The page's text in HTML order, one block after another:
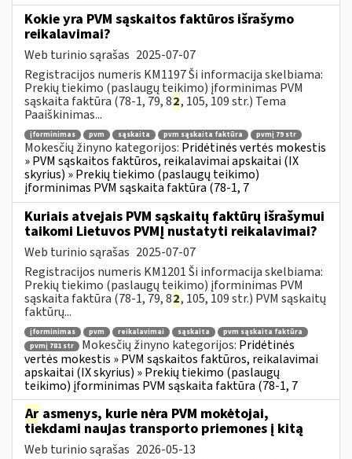
Kokie yra PVM sąskaitos faktūros išrašymo
reikalavimai?
Web turinio sąrašas 2025-07-07
Registracijos numeris KM1197 Ši informacija skelbiama:
Prekių tiekimo (paslaugų teikimo) įforminimas PVM
sąskaita faktūra (78-1, 79, 82, 105, 109 str.) Tema
Paaiškinimas...
įforminimas pvm sąskaita pvm sąskaita faktūra pvmį 79 str
Mokesčių žinyno kategorijos: Pridėtinės vertės mokestis
» PVM sąskaitos faktūros, reikalavimai apskaitai (IX
skyrius) » Prekių tiekimo (paslaugų teikimo)
įforminimas PVM sąskaita faktūra (78-1, 7
Kuriais atvejais PVM sąskaitų faktūrų išrašymui
taikomi Lietuvos PVMĮ nustatyti reikalavimai?
Web turinio sąrašas 2025-07-07
Registracijos numeris KM1201 Ši informacija skelbiama:
Prekių tiekimo (paslaugų teikimo) įforminimas PVM
sąskaita faktūra (78-1, 79, 82, 105, 109 str.) PVM sąskaitų
faktūrų...
įforminimas pvm reikalavimai sąskaita
pvm sąskaita faktūra
pvmį 781 str
Mokesčių žinyno kategorijos: Pridėtinės
vertės mokestis » PVM sąskaitos faktūros, reikalavimai
apskaitai (IX skyrius) » Prekių tiekimo (paslaugų
teikimo) įforminimas PVM sąskaita faktūra (78-1, 7
Ar asmenys, kurie nėra PVM mokėtojai,
tiekdami naujas transporto priemones į kitą
Web turinio sąrašas 2026-05-13